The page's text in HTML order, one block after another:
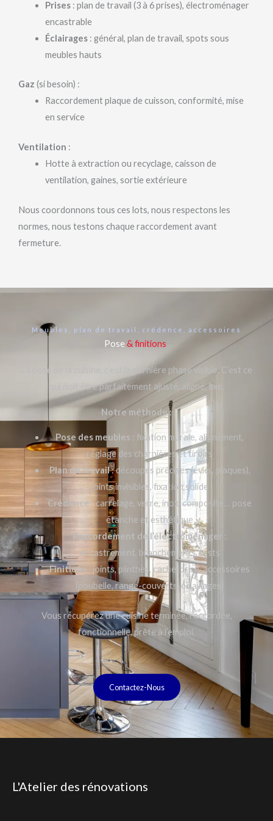
Prises: plan de travail (3 à 6 prises), électroménager
encastrable
Éclairages: général, plan de travail, spots sous
meubles hauts
Gaz (si besoin) :
Raccordement plaque de cuisson, conformité, mise
en service
Ventilation :
Hotte à extraction ou recyclage, caisson de
ventilation, gaines, sortie extérieure
Nous coordonnons tous ces lots, nous respectons les
normes, nous testons chaque raccordement avant
fermeture.
Meubles, plan de travail, crédence, accessoires
Pose & finitions
La pose de la cuisine, c’est la dernière phase visible. C’est ce
qui doit être parfaitement ajusté, aligné, fixé.
Notre méthode:
Pose des meubles : fixation murale, alignement,
réglage des charnières et tiroirs
Plan de travail: découpes précises (évier, plaques),
joints invisibles, fixation solide
Crédence : carrelage, verre, inox, composite… pose
étanche et esthétique
Raccordement de l’électroménager :
encastrement, branchements, tests
Finitions : joints, plinthes, cache-prise, accessoires
(poubelle, range-couverts, éclairages)
Vous récupérez une cuisine terminée, raccordée,
fonctionnelle, prête à l’emploi.
Contactez-Nous
L'Atelier des rénovations